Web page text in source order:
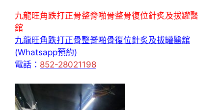
九龍旺角跌打正骨整脊啪骨整骨復位針炙及拔罐醫
舘
九龍旺角跌打正骨整脊啪骨復位針炙及拔罐醫舘
(Whatsapp預約)
電話： 852-28021198